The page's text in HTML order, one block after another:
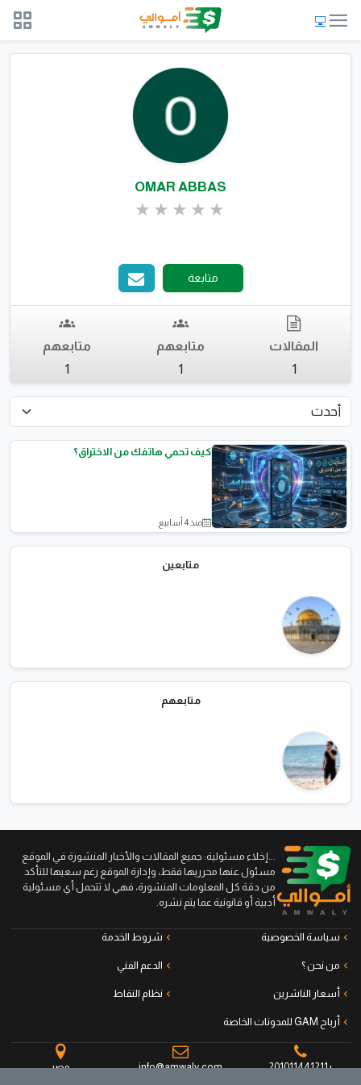
OMAR ABBAS
متابعة
المقالات
1
متابعهم
1
متابعهم
1
متابعين
متابعهم
مقالات علمية
كيف تحمي هاتفك من الاختراق؟
منذ 4 أسابيع
...إخلاء مسئولية: جميع المقالات والأخبار المنشورة في الموقع
مسئول عنها محرريها فقط، وإدارة الموقع رغم سعيها للتأكد
من دقة كل المعلومات المنشورة، فهي لا تتحمل أي مسئولية
أدبية أو قانونية عما يتم نشره.
سياسة الخصوصية شروط الخدمة
من نحن ؟ الدعم الفني
أسعار الناشرين نظام النقاط
أرباح GAM للمدونات الخاصة
+201011441211
info@amwaly.com
مصر